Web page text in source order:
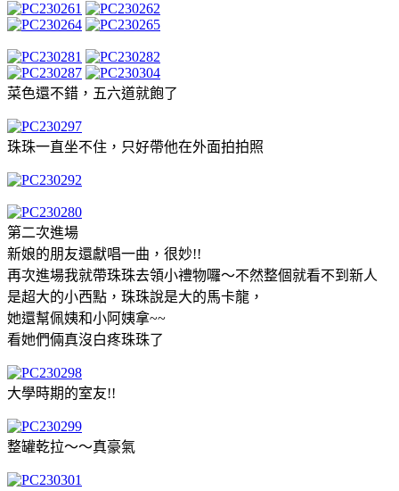
菜色還不錯，五六道就飽了
珠珠一直坐不住，只好帶他在外面拍拍照
第二次進場
新娘的朋友還獻唱一曲，很妙!!
再次進場我就帶珠珠去領小禮物囉～不然整個就看不到新人
是超大的小西點，珠珠說是大的馬卡龍，
她還幫佩姨和小阿姨拿~~
看她們倆真沒白疼珠珠了
大學時期的室友!!
整罐乾拉～～真豪氣